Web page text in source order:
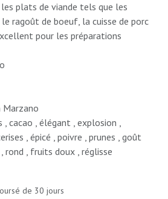
plats de viande tels que les
ragoût de boeuf, la cuisse de porc
pour les préparations
Marzano
, cacao , élégant , explosion ,
, épicé , poivre , prunes , goût
rond , fruits doux , réglisse
de 30 jours